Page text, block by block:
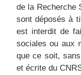
de la Recherche
sont déposés à
est interdit de
sociales ou aux
que ce soit,
et écrite du